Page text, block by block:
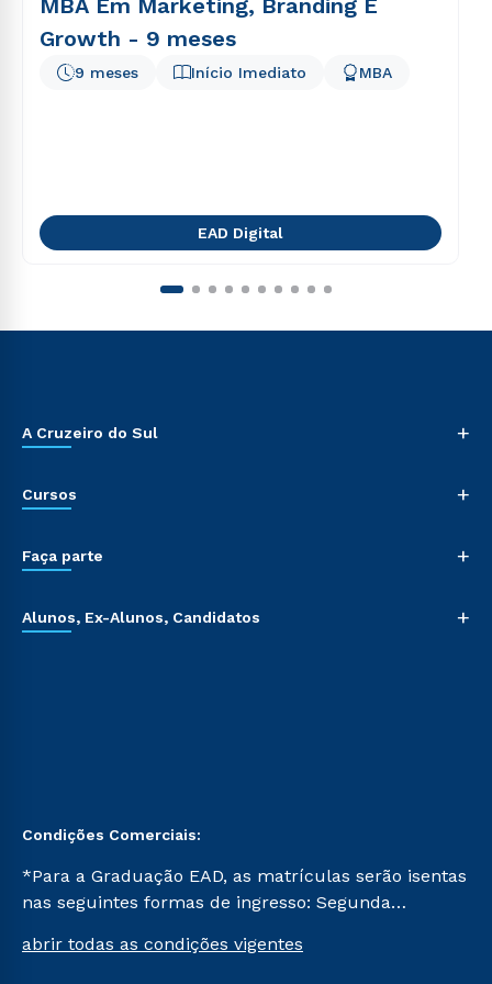
MBA Em Marketing, Branding E
Growth - 9 meses
Início Imediato
9 meses MBA
EAD Digital
A Cruzeiro do Sul +
Cursos +
Faça parte +
Alunos, Ex-Alunos, Candidatos +
Condições Comerciais:
*Para a Graduação EAD, as matrículas serão isentas
nas seguintes formas de ingresso: Segunda
Já para as demais, a taxa de matrícula será de R$
abrir todas as condições vigentes